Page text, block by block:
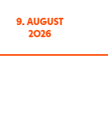
9. AUGUST
2026